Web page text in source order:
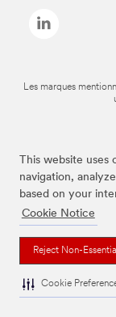
This website
navigation,
based on your
Cookie Notice
Reject Non-
Cookie
Les marques